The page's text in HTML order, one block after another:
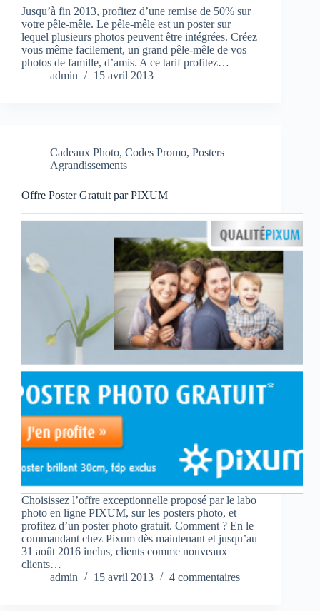
Jusqu’à fin 2013, profitez d’une remise de 50% sur
votre pêle-mêle. Le pêle-mêle est un poster sur
lequel plusieurs photos peuvent être intégrées. Créez
vous même facilement, un grand pêle-mêle de vos
photos de famille, d’amis. A ce tarif profitez…
admin
15 avril 2013
Cadeaux Photo, Codes Promo, Posters
Agrandissements
Offre Poster Gratuit par PIXUM
Choisissez l’offre exceptionnelle proposé par le labo
photo en ligne PIXUM, sur les posters photo, et
profitez d’un poster photo gratuit. Comment ? En le
commandant chez Pixum dès maintenant et jusqu’au
31 août 2016 inclus, clients comme nouveaux
clients…
admin
15 avril 2013 4 commentaires